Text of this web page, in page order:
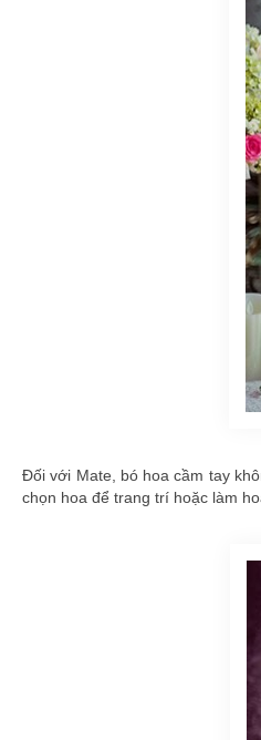
Đối với Mate, bó hoa cầm tay
chọn hoa để trang trí hoặc làm